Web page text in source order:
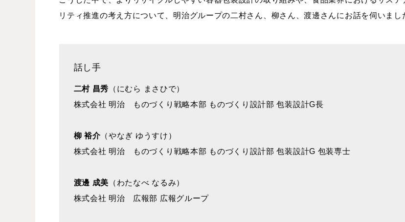
リティ推進の考え方について、明治グループの二村さん、柳さん、渡邊さんにお話を伺いまし
話し手
二村 昌秀 （にむら まさひで）
株式会社 明治 ものづくり戦略本部 ものづくり設計部 包装設計G長
柳 裕介（やなぎ ゆうすけ）
株式会社 明治 ものづくり戦略本部 ものづくり設計部 包装設計G 包装専士
渡邊 成美 （わたなべ なるみ）
株式会社 明治 広報部 広報グループ